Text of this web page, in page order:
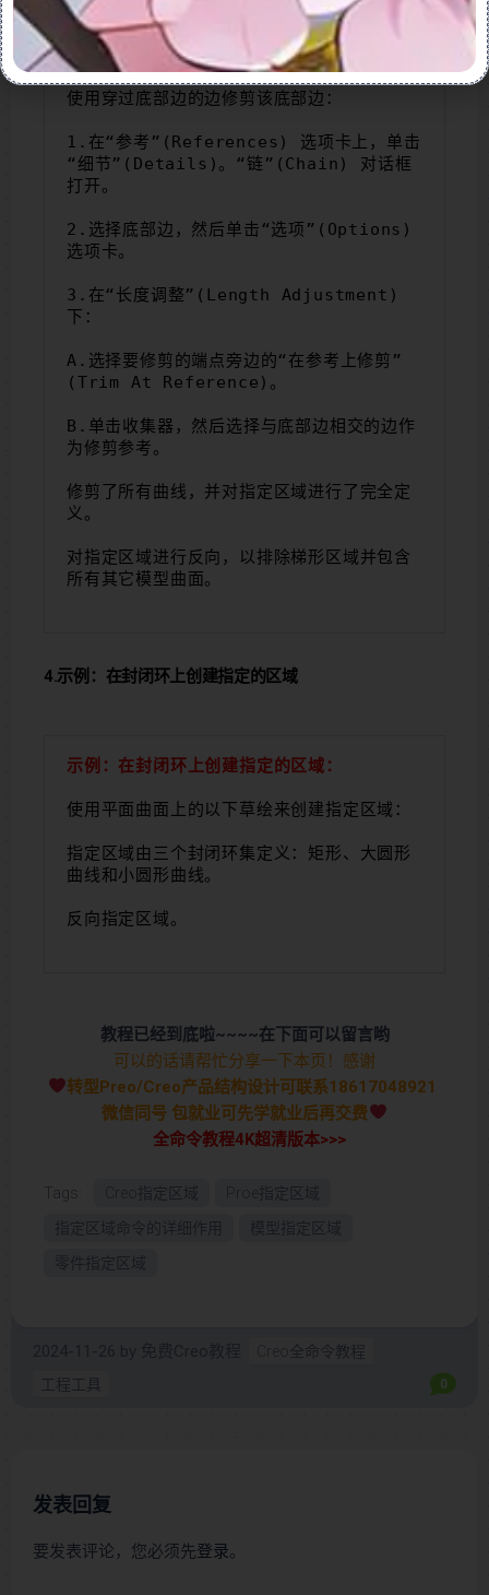
链集包括以下四条边：
使用穿过底部边的边修剪该底部边：
1.在“参考”(References) 选项卡上，单击
“细节”(Details)。“链”(Chain) 对话框
打开。
2.选择底部边，然后单击“选项”(Options)
选项卡。
3.在“长度调整”(Length Adjustment)
下：
A.选择要修剪的端点旁边的“在参考上修剪”
(Trim At Reference)。
B.单击收集器，然后选择与底部边相交的边作
为修剪参考。
修剪了所有曲线，并对指定区域进行了完全定
义。
对指定区域进行反向，以排除梯形区域并包含
所有其它模型曲面。
4.示例：在封闭环上创建指定的区域
示例：在封闭环上创建指定的区域：
使用平面曲面上的以下草绘来创建指定区域：
指定区域由三个封闭环集定义：矩形、大圆形
曲线和小圆形曲线。
反向指定区域。
教程已经到底啦~~~~在下面可以留言哟
可以的话请帮忙分享一下本页！感谢
转型Preo/Creo产品结构设计可联系18617048921
微信同号 包就业可先学就业后再交费
全命令教程4K超清版本>>>
Tags:
Creo全命令教程
工程工具
0
发表回复
要发表评论，您必须先登录。